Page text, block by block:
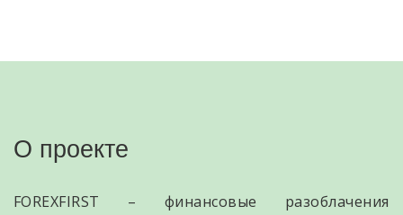
О проекте
FOREXFIRST – финансовые разоблачения